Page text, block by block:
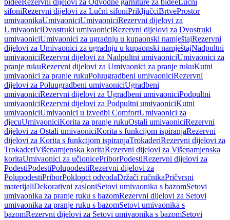
bideeRezervni dijelovi za Odvodne garniture za bideeLučni
sifoniRezervni dijelovi za Lučni sifoniPriključciBrtveProstor
umivaonikaUmivaoniciUmivaoniciRezervni dijelovi za
UmivaoniciDvostruki umivaoniciRezervni dijelovi za Dvostruki
umivaoniciUmivaonici za ugradnju u kupaonski namještajRezervni
dijelovi za Umivaonici za ugradnju u kupaonski namještajNadpultni
umivaoniciRezervni dijelovi za Nadpultni umivaoniciUmivaonici za
pranje rukuRezervni dijelovi za Umivaonici za pranje rukuKutni
umivaonici za pranje rukuPoluugradbeni umivaoniciRezervni
dijelovi za Poluugradbeni umivaoniciUgradbeni
umivaoniciRezervni dijelovi za Ugradbeni umivaoniciPodpultni
umivaoniciRezervni dijelovi za Podpultni umivaoniciKutni
umivaoniciUmivaonici u izvedbi ComfortUmivaonici za
djecuUmivaoniciKorita za pranje rukuOstali umivaoniciRezervni
dijelovi za Ostali umivaoniciKorita s funkcijom ispiranjaRezervni
dijelovi za Korita s funkcijom ispiranjaTrokaderiRezervni dijelovi za
TrokaderiVišenamjenska koritaRezervni dijelovi za Višenamjenska
koritaUmivaonici za učionicePriborPodestiRezervni dijelovi za
PodestiPodestiPolupodestiRezervni dijelovi za
PolupodestiPriborPoklopci odvodaDržači ručnikaPričvrsni
materijaliDekorativni zasloniSetovi umivaonika s bazomSetovi
umivaonika za pranje ruku s bazomRezervni dijelovi za Setovi
umivaonika za pranje ruku s bazomSetovi umivaonika s
bazomRezervni dijelovi za Setovi umivaonika s bazomSetovi